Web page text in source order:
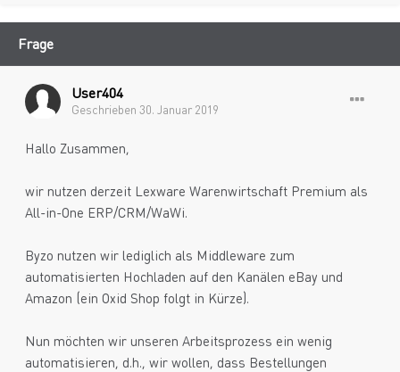
Frage
User404
Geschrieben 30. Januar 2019
Hallo Zusammen,
wir nutzen derzeit Lexware Warenwirtschaft Premium als
All-in-One ERP/CRM/WaWi.
Byzo nutzen wir lediglich als Middleware zum
automatisierten Hochladen auf den Kanälen eBay und
Amazon (ein Oxid Shop folgt in Kürze).
Nun möchten wir unseren Arbeitsprozess ein wenig
automatisieren, d.h., wir wollen, dass Bestellungen